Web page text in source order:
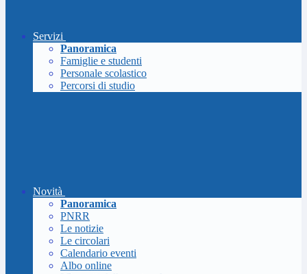
Servizi
Panoramica
Famiglie e studenti
Personale scolastico
Percorsi di studio
Novità
Panoramica
PNRR
Le notizie
Le circolari
Calendario eventi
Albo online